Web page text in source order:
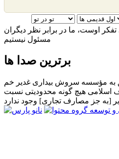
اوست، ما در برابر نظر دیگران
مسئول نیستیم
برترین صدا ها
به مؤسسه سروش بیداری غدیر خم
اسلامی هیچ گونه محدودیتی نسبت